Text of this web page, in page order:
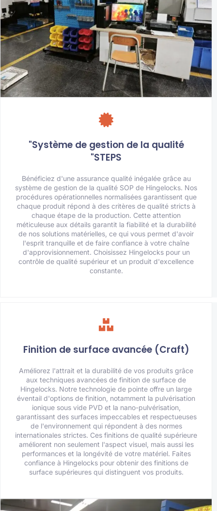
"Système de gestion de la qualité
"STEPS
Bénéficiez d'une assurance qualité inégalée grâce au
système de gestion de la qualité SOP de Hingelocks. Nos
procédures opérationnelles normalisées garantissent que
chaque produit répond à des critères de qualité stricts à
chaque étape de la production. Cette attention
méticuleuse aux détails garantit la fiabilité et la durabilité
de nos solutions matérielles, ce qui vous permet d'avoir
l'esprit tranquille et de faire confiance à votre chaîne
d'approvisionnement. Choisissez Hingelocks pour un
contrôle de qualité supérieur et un produit d'excellence
constante.
Finition de surface avancée (Craft)
Améliorez l'attrait et la durabilité de vos produits grâce
aux techniques avancées de finition de surface de
Hingelocks. Notre technologie de pointe offre un large
éventail d'options de finition, notamment la pulvérisation
ionique sous vide PVD et la nano-pulvérisation,
garantissant des surfaces impeccables et respectueuses
de l'environnement qui répondent à des normes
internationales strictes. Ces finitions de qualité supérieure
améliorent non seulement l'aspect visuel, mais aussi les
performances et la longévité de votre matériel. Faites
confiance à Hingelocks pour obtenir des finitions de
surface supérieures qui distinguent vos produits.